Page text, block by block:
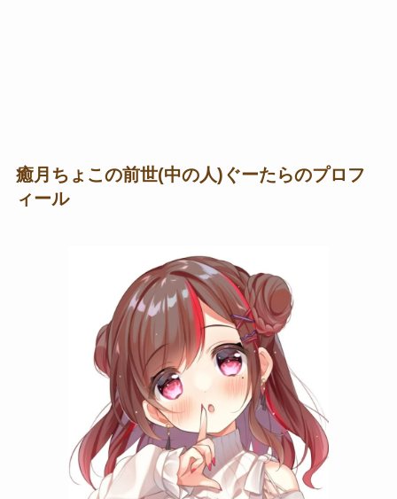
癒月ちょこの前世(中の人)ぐーたらのプロフ
ィール